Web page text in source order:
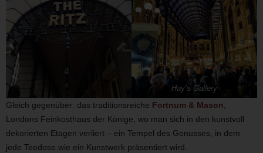
Hay’s Gallery
Gleich gegenüber: das traditionsreiche Fortnum & Mason
Londons Feinkosthaus der Könige, wo man sich in den kunstvoll
dekorierten Etagen verliert – ein Tempel des Genusses, in dem
jede Teedose wie ein Kunstwerk präsentiert wird.